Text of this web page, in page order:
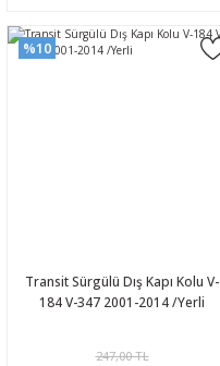
%10
Transit Sürgülü Dış Kapı Kolu V-
184 V-347 2001-2014 /Yerli
247,00 TL